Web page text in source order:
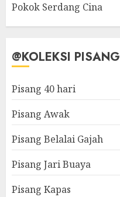
Pokok Serdang Cina
@KOLEKSI PISANG
Pisang 40 hari
Pisang Awak
Pisang Belalai Gajah
Pisang Jari Buaya
Pisang Kapas